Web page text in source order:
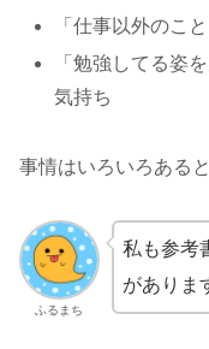
「仕事以外のこ
「勉強してる姿
気持ち
事情はいろいろある
ふるまち
私も参考
がありま